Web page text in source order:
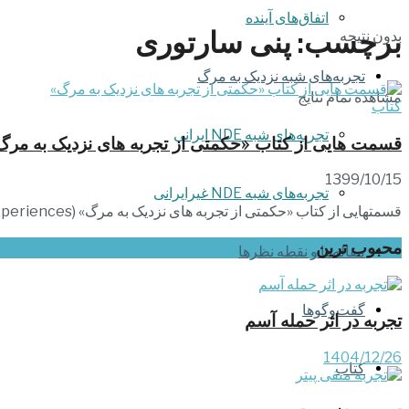
اتفاق‌های آینده
تجربه‌های شبه نزدیک به مرگ
تجربه‌های شبه NDE ایرانی
تجربه‌های شبه NDE غیرایرانی
مقاله‌ها و نقطه نظرها
گفت‌وگوها
کتاب
بدون نتیجه
مشاهده تمام نتایج
برچسب: پنی سارتوری
کتاب
قسمت هایی از کتاب «حکمتی از تجربه‏ های نزدیک به
1399/10/15
قسمتهایی از کتاب «حکمتی از تجربه‏ های نزدیک به مرگ» (The Wisdom Of Near-Death Experiences) نوشتۀ «پنی سارتوری» (Penny Sartori)
محبوب ترین
تجربه در اثر حمله آسم
1404/12/26